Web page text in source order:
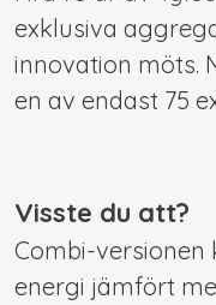
exklusiva
innovation möts.
en av endast 75
Visste du att?
Combi-versionen
energi jämfört